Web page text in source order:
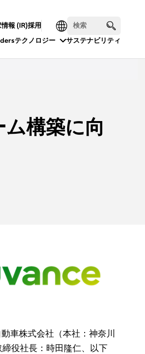
報 (IR)採用
テクノロジー サステナビリティ
構築に向
車株式会社（本社：神奈川
役社長：時田隆仁、以下